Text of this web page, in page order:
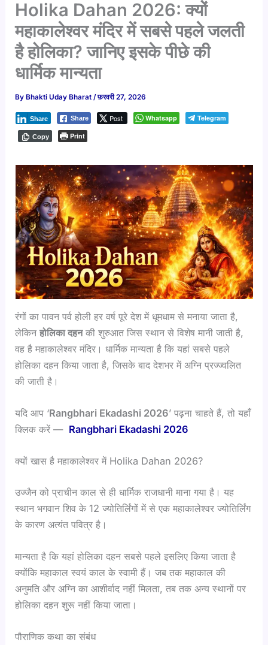
Holika Dahan 2026: क्यों
महाकालेश्वर मंदिर में सबसे पहले जलती
है होलिका? जानिए इसके पीछे की
धार्मिक मान्यता
By Bhakti Uday Bharat/फ़रवरी 27, 2026
Share Post
Share Whatsapp Telegram
Copy Print
रंगों का पावन पर्व होली हर वर्ष पूरे देश में धूमधाम से मनाया जाता है,
लेकिनहोलिका दहनकी शुरुआत जिस स्थान से विशेष मानी जाती है,
वह है महाकालेश्वर मंदिर। धार्मिक मान्यता है कि यहां सबसे पहले
होलिका दहन किया जाता है, जिसके बाद देशभर में अग्नि प्रज्ज्वलित
की जाती है।
यदि आप ‘Rangbhari Ekadashi 2026’ पढ़ना चाहते हैं, तो यहाँ
क्लिक करें — Rangbhari Ekadashi 2026
क्यों खास है महाकालेश्वर में Holika Dahan 2026?
उज्जैन को प्राचीन काल से ही धार्मिक राजधानी माना गया है। यह
स्थान भगवान शिव के 12 ज्योतिर्लिंगों में से एक महाकालेश्वर ज्योतिर्लिंग
के कारण अत्यंत पवित्र है।
मान्यता है कि यहां होलिका दहन सबसे पहले इसलिए किया जाता है
क्योंकि महाकाल स्वयं काल के स्वामी हैं। जब तक महाकाल की
अनुमति और अग्नि का आशीर्वाद नहीं मिलता, तब तक अन्य स्थानों पर
होलिका दहन शुरू नहीं किया जाता।
पौराणिक कथा का संबंध